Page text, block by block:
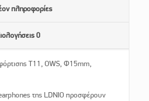
πληροφορίες
0
T11, OWS, Φ15mm,
της LDNIO προσφέρουν